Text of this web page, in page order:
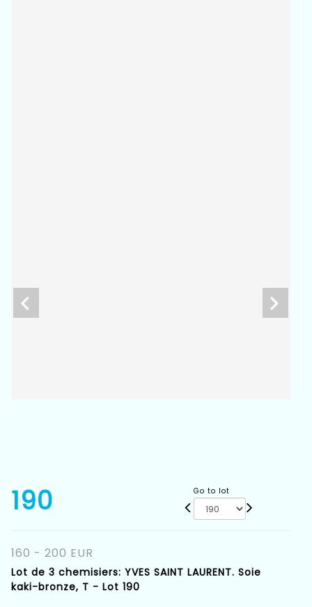
190 Go to lot
160 - 200 EUR
Lot de 3 chemisiers: YVES SAINT LAURENT. Soie
kaki-bronze, T - Lot 190